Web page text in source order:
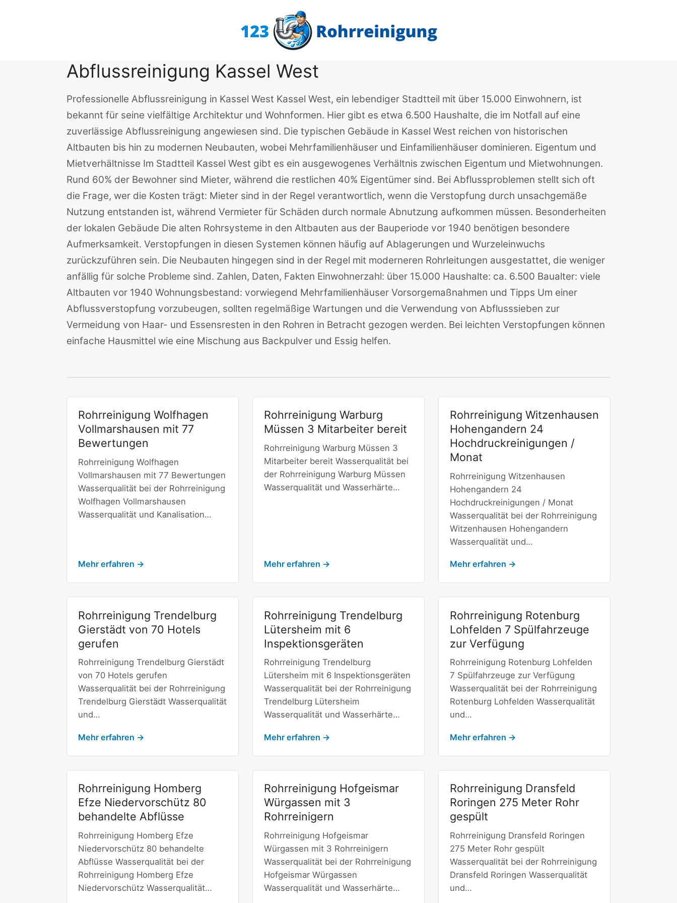
Abflussreinigung Kassel West
Professionelle Abflussreinigung in Kassel West Kassel West, ein lebendiger Stadtteil mit über 15.000 Einwohnern, ist
bekannt für seine vielfältige Architektur und Wohnformen. Hier gibt es etwa 6.500 Haushalte, die im Notfall auf eine
zuverlässige Abflussreinigung angewiesen sind. Die typischen Gebäude in Kassel West reichen von historischen
Altbauten bis hin zu modernen Neubauten, wobei Mehrfamilienhäuser und Einfamilienhäuser dominieren. Eigentum und
Mietverhältnisse Im Stadtteil Kassel West gibt es ein ausgewogenes Verhältnis zwischen Eigentum und Mietwohnungen.
Rund 60% der Bewohner sind Mieter, während die restlichen 40% Eigentümer sind. Bei Abflussproblemen stellt sich oft
die Frage, wer die Kosten trägt: Mieter sind in der Regel verantwortlich, wenn die Verstopfung durch unsachgemäße
Nutzung entstanden ist, während Vermieter für Schäden durch normale Abnutzung aufkommen müssen. Besonderheiten
der lokalen Gebäude Die alten Rohrsysteme in den Altbauten aus der Bauperiode vor 1940 benötigen besondere
Aufmerksamkeit. Verstopfungen in diesen Systemen können häufig auf Ablagerungen und Wurzeleinwuchs
zurückzuführen sein. Die Neubauten hingegen sind in der Regel mit moderneren Rohrleitungen ausgestattet, die weniger
anfällig für solche Probleme sind. Zahlen, Daten, Fakten Einwohnerzahl: über 15.000 Haushalte: ca. 6.500 Baualter: viele
Altbauten vor 1940 Wohnungsbestand: vorwiegend Mehrfamilienhäuser Vorsorgemaßnahmen und Tipps Um einer
Abflussverstopfung vorzubeugen, sollten regelmäßige Wartungen und die Verwendung von Abflusssieben zur
Vermeidung von Haar- und Essensresten in den Rohren in Betracht gezogen werden. Bei leichten Verstopfungen können
einfache Hausmittel wie eine Mischung aus Backpulver und Essig helfen.
Rohrreinigung Wolfhagen
Vollmarshausen mit 77
Bewertungen
Rohrreinigung Wolfhagen
Vollmarshausen mit 77 Bewertungen
Wasserqualität bei der Rohrreinigung
Wolfhagen Vollmarshausen
Wasserqualität und Kanalisation…
Mehr erfahren →
Rohrreinigung Warburg
Müssen 3 Mitarbeiter bereit
Rohrreinigung Warburg Müssen 3
Mitarbeiter bereit Wasserqualität bei
der Rohrreinigung Warburg Müssen
Wasserqualität und Wasserhärte…
Mehr erfahren →
Rohrreinigung Witzenhausen
Hohengandern 24
Hochdruckreinigungen /
Monat
Rohrreinigung Witzenhausen
Hohengandern 24
Hochdruckreinigungen / Monat
Wasserqualität bei der Rohrreinigung
Witzenhausen Hohengandern
Wasserqualität und…
Mehr erfahren →
Rohrreinigung Trendelburg
Gierstädt von 70 Hotels
gerufen
Rohrreinigung Trendelburg Gierstädt
von 70 Hotels gerufen
Wasserqualität bei der Rohrreinigung
Trendelburg Gierstädt Wasserqualität
und…
Mehr erfahren →
Rohrreinigung Trendelburg
Lütersheim mit 6
Inspektionsgeräten
Rohrreinigung Trendelburg
Lütersheim mit 6 Inspektionsgeräten
Wasserqualität bei der Rohrreinigung
Trendelburg Lütersheim
Wasserqualität und Wasserhärte…
Mehr erfahren →
Rohrreinigung Rotenburg
Lohfelden 7 Spülfahrzeuge
zur Verfügung
Rohrreinigung Rotenburg Lohfelden
7 Spülfahrzeuge zur Verfügung
Wasserqualität bei der Rohrreinigung
Rotenburg Lohfelden Wasserqualität
und…
Mehr erfahren →
Rohrreinigung Homberg
Efze Niedervorschütz 80
behandelte Abflüsse
Rohrreinigung Homberg Efze
Niedervorschütz 80 behandelte
Abflüsse Wasserqualität bei der
Rohrreinigung Homberg Efze
Niedervorschütz Wasserqualität…
Rohrreinigung Hofgeismar
Würgassen mit 3
Rohrreinigern
Rohrreinigung Hofgeismar
Würgassen mit 3 Rohrreinigern
Wasserqualität bei der Rohrreinigung
Hofgeismar Würgassen
Wasserqualität und Wasserhärte…
Rohrreinigung Dransfeld
Roringen 275 Meter Rohr
gespült
Rohrreinigung Dransfeld Roringen
275 Meter Rohr gespült
Wasserqualität bei der Rohrreinigung
Dransfeld Roringen Wasserqualität
und…